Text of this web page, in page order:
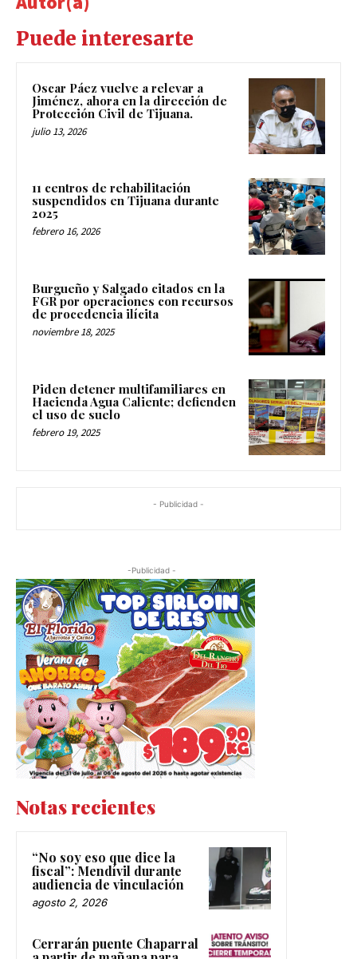
Puede interesarte
Oscar Páez vuelve a relevar a
Jiménez, ahora en la dirección de
Protección Civil de Tijuana.
julio 13, 2026
11 centros de rehabilitación
suspendidos en Tijuana durante
2025
febrero 16, 2026
Burgueño y Salgado citados en la
FGR por operaciones con recursos
de procedencia ilícita
noviembre 18, 2025
Piden detener multifamiliares en
Hacienda Agua Caliente; defienden
el uso de suelo
febrero 19, 2025
- Publicidad -
-Publicidad -
Notas recientes
“No soy eso que dice la
fiscal”: Mendívil durante
audiencia de vinculación
agosto 2, 2026
Cerrarán puente Chaparral